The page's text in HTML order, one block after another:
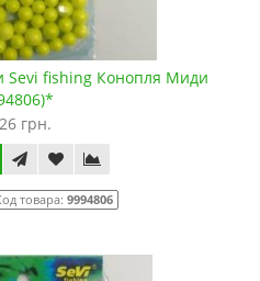
Sevi fishing Конопля Миди
грн.
товара: 9994806